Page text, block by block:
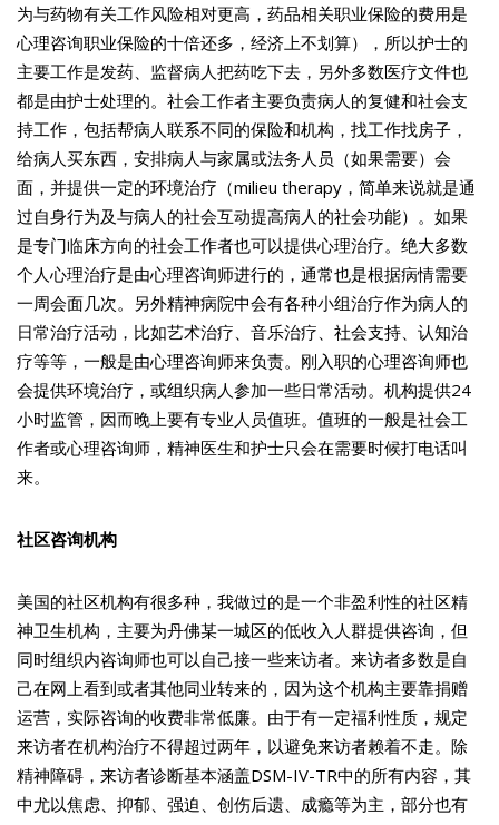
为与药物有关工作风险相对更高，药品相关职业保险的费用是
心理咨询职业保险的十倍还多，经济上不划算），所以护士的
主要工作是发药、监督病人把药吃下去，另外多数医疗文件也
都是由护士处理的。社会工作者主要负责病人的复健和社会支
持工作，包括帮病人联系不同的保险和机构，找工作找房子，
给病人买东西，安排病人与家属或法务人员（如果需要）会
面，并提供一定的环境治疗（milieu therapy，简单来说就是通
过自身行为及与病人的社会互动提高病人的社会功能）。如果
是专门临床方向的社会工作者也可以提供心理治疗。绝大多数
个人心理治疗是由心理咨询师进行的，通常也是根据病情需要
一周会面几次。另外精神病院中会有各种小组治疗作为病人的
日常治疗活动，比如艺术治疗、音乐治疗、社会支持、认知治
疗等等，一般是由心理咨询师来负责。刚入职的心理咨询师也
会提供环境治疗，或组织病人参加一些日常活动。机构提供24
小时监管，因而晚上要有专业人员值班。值班的一般是社会工
作者或心理咨询师，精神医生和护士只会在需要时候打电话叫
来。
社区咨询机构
美国的社区机构有很多种，我做过的是一个非盈利性的社区精
神卫生机构，主要为丹佛某一城区的低收入人群提供咨询，但
同时组织内咨询师也可以自己接一些来访者。来访者多数是自
己在网上看到或者其他同业转来的，因为这个机构主要靠捐赠
运营，实际咨询的收费非常低廉。由于有一定福利性质，规定
来访者在机构治疗不得超过两年，以避免来访者赖着不走。除
精神障碍，来访者诊断基本涵盖DSM-IV-TR中的所有内容，其
中尤以焦虑、抑郁、强迫、创伤后遗、成瘾等为主，部分也有